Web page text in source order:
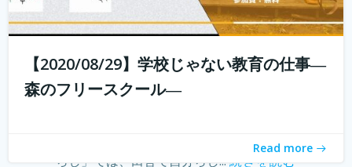
【2020/08/29】学校じゃない教育の仕事―
森のフリースクール―
Read more
withコロナ時代に入り、オンライン化が加速化すること
で、不便だと思われていた田舎も、不便に感じなくなって
う思う方も多いかもしれません。 「不便な田舎の自由な暮
らし」では、田舎で自分らし... 続きを読む